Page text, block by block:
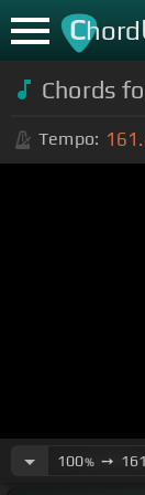
Chord
Chords
Tempo:
100%➙ 161